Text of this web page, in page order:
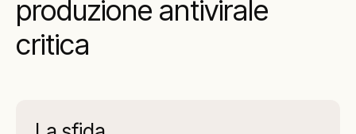
produzione antivirale
critica